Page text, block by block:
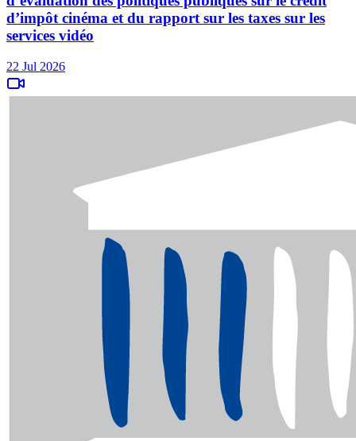
d’impôt cinéma et du rapport sur les taxes sur les
services vidéo
22 Jul 2026